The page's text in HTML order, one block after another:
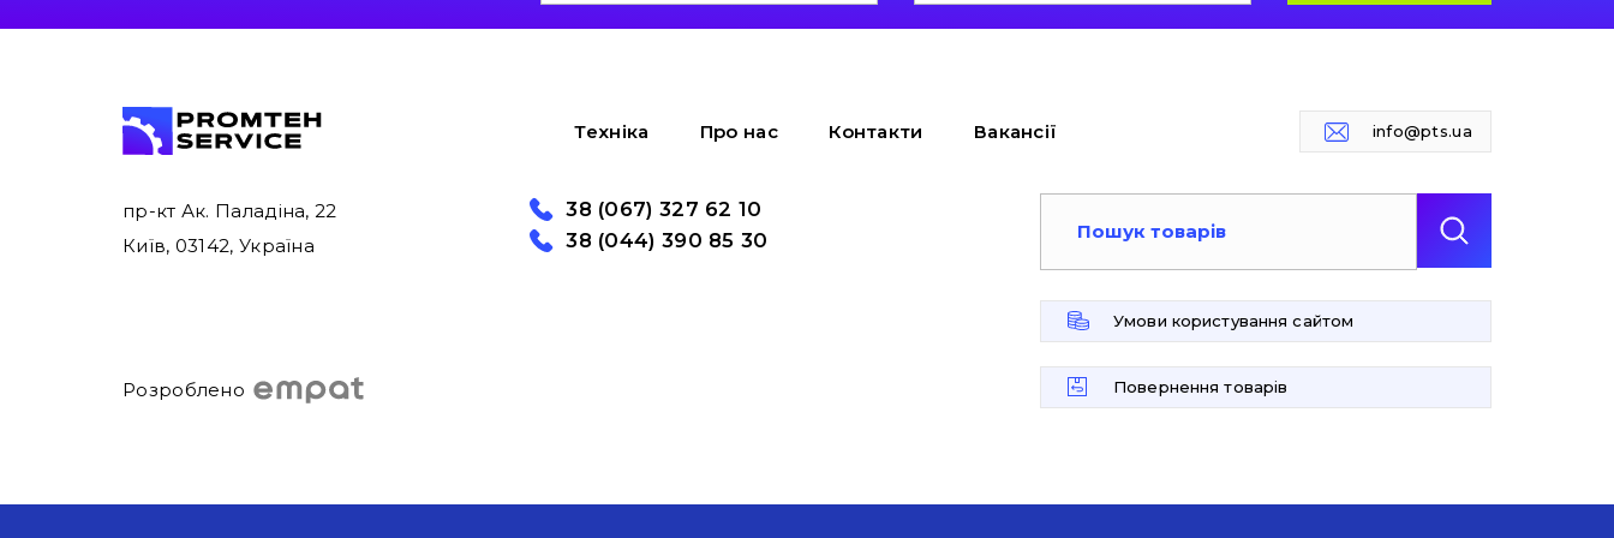
Техніка Про нас Контакти Вакансії info@pts.ua
пр-кт Ак. Паладіна, 22
Київ, 03142, Україна
Розроблено
38 (067) 327 62 10
38 (044) 390 85 30
Умови користування сайтом
Повернення товарів